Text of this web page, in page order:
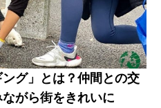
グ」とは？仲間との交
がら街をきれいに